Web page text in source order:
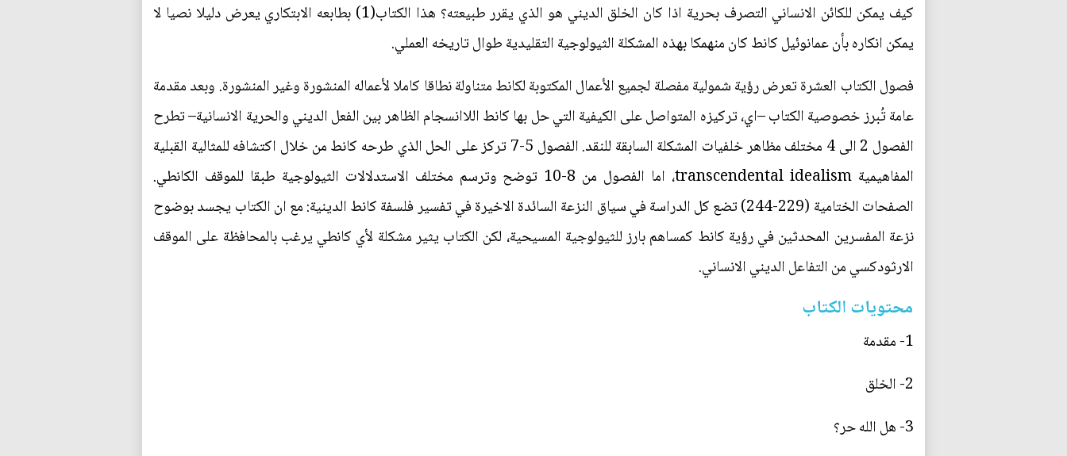
كيف يمكن للكائن الانساني التصرف بحرية اذا كان الخلق الديني هو الذي يقرر طبيعته؟ هذا الكتاب(1) بطابعه الابتكاري يعرض دليلا نصيا لا
يمكن انكاره بأن عمانوئيل كانط كان منهمكا بهذه المشكلة الثيولوجية التقليدية طوال تاريخه العملي.
فصول الكتاب العشرة تعرض رؤية شمولية مفصلة لجميع الأعمال المكتوبة لكانط متناولة نطاقا كاملا لأعماله المنشورة وغير المنشورة. وبعد مقدمة
عامة تُبرز خصوصية الكتاب –اي، تركيزه المتواصل على الكيفية التي حل بها كانط اللاانسجام الظاهر بين الفعل الديني والحرية الانسانية– تطرح
الفصول 2 الى 4 مختلف مظاهر خلفيات المشكلة السابقة للنقد. الفصول 5-7 تركز على الحل الذي طرحه كانط من خلال اكتشافه للمثالية القبلية
المفاهيمية transcendental idealism، اما الفصول من 8-10 توضح وترسم مختلف الاستدلالات الثيولوجية طبقا للموقف الكانطي.
الصفحات الختامية (229-244) تضع كل الدراسة في سياق النزعة السائدة الاخيرة في تفسير فلسفة كانط الدينية: مع ان الكتاب يجسد بوضوح
نزعة المفسرين المحدثين في رؤية كانط كمساهم بارز للثيولوجية المسيحية، لكن الكتاب يثير مشكلة لأي كانطي يرغب بالمحافظة على الموقف
الارثودكسي من التفاعل الديني الانساني.
محتويات الكتاب
1- مقدمة
2- الخلق
3- هل الله حر؟